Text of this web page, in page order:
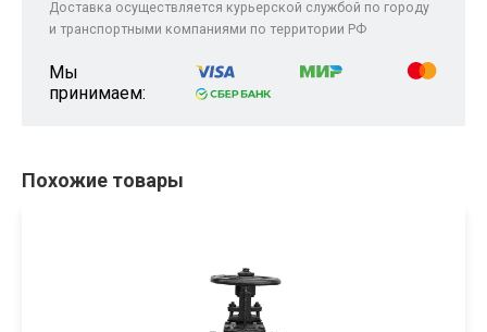
Доставка осуществляется курьерской службой по городу
и транспортными компаниями по территории РФ
Мы
принимаем:
Похожие товары